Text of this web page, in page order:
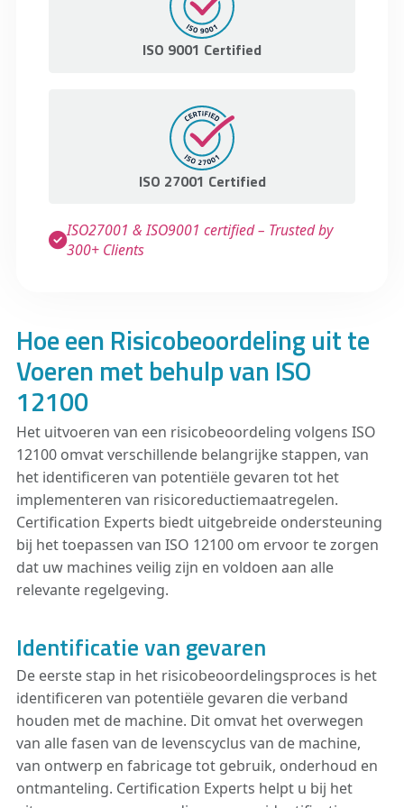
ISO 9001 Certified
ISO 27001 Certified
ISO27001 & ISO9001 certified – Trusted by
300+ Clients
Hoe een Risicobeoordeling uit te
Voeren met behulp van ISO
12100
Het uitvoeren van een risicobeoordeling volgens ISO
12100 omvat verschillende belangrijke stappen, van
het identificeren van potentiële gevaren tot het
implementeren van risicoreductiemaatregelen.
Certification Experts biedt uitgebreide ondersteuning
bij het toepassen van ISO 12100 om ervoor te zorgen
dat uw machines veilig zijn en voldoen aan alle
relevante regelgeving.
Identificatie van gevaren
De eerste stap in het risicobeoordelingsproces is het
identificeren van potentiële gevaren die verband
houden met de machine. Dit omvat het overwegen
van alle fasen van de levenscyclus van de machine,
van ontwerp en fabricage tot gebruik, onderhoud en
ontmanteling. Certification Experts helpt u bij het